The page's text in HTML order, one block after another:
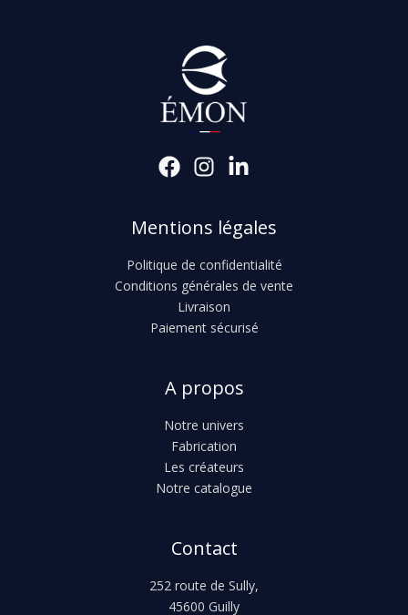
Mentions légales
Politique de confidentialité
Conditions générales de vente
Livraison
Paiement sécurisé
A propos
Notre univers
Fabrication
Les créateurs
Notre catalogue
Contact
252 route de Sully,
45600 Guilly